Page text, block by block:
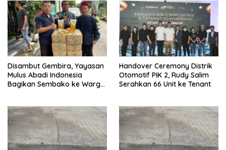
Disambut Gembira, Yayasan
Mulus Abadi Indonesia
Bagikan Sembako ke Warga
Handover Ceremony Distrik
Otomotif PIK 2, Rudy Salim
Serahkan 66 Unit ke Tenant